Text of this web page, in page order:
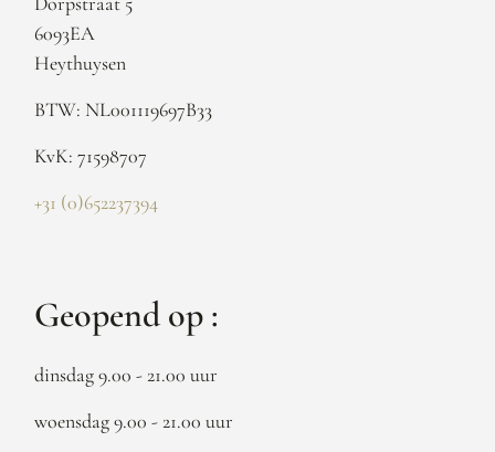
6093EA
Heythuysen
BTW: NL001119697B33
KvK: 71598707
+31 (0)652237394
Geopend op :
dinsdag 9.00 - 21.00 uur
woensdag 9.00 - 21.00 uur